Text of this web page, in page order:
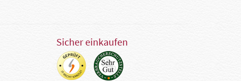
Sicher einkaufen